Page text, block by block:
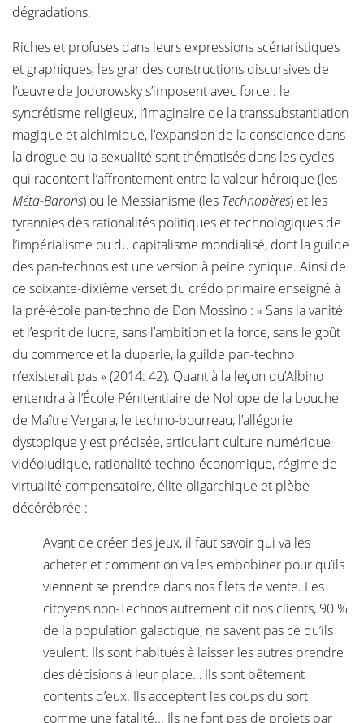
dégradations.
Riches et profuses dans leurs expressions scénaristiques
et graphiques, les grandes constructions discursives de
l’œuvre de Jodorowsky s’imposent avec force : le
syncrétisme religieux, l’imaginaire de la transsubstantiation
magique et alchimique, l’expansion de la conscience dans
la drogue ou la sexualité sont thématisés dans les cycles
qui racontent l’affrontement entre la valeur héroïque (les
Méta-Barons) ou le Messianisme (les Technopères) et les
tyrannies des rationalités politiques et technologiques de
l’impérialisme ou du capitalisme mondialisé, dont la guilde
des pan-technos est une version à peine cynique. Ainsi de
ce soixante-dixième verset du crédo primaire enseigné à
la pré-école pan-techno de Don Mossino : « Sans la vanité
et l’esprit de lucre, sans l’ambition et la force, sans le goût
du commerce et la duperie, la guilde pan-techno
n’existerait pas » (2014: 42). Quant à la leçon qu’Albino
entendra à l’École Pénitentiaire de Nohope de la bouche
de Maître Vergara, le techno-bourreau, l’allégorie
dystopique y est précisée, articulant culture numérique
vidéoludique, rationalité techno-économique, régime de
virtualité compensatoire, élite oligarchique et plèbe
décérébrée :
Avant de créer des jeux, il faut savoir qui va les
acheter et comment on va les embobiner pour qu’ils
viennent se prendre dans nos filets de vente. Les
citoyens non-Technos autrement dit nos clients, 90 %
de la population galactique, ne savent pas ce qu’ils
veulent. Ils sont habitués à laisser les autres prendre
des décisions à leur place… Ils sont bêtement
contents d’eux. Ils acceptent les coups du sort
comme une fatalité... Ils ne font pas de projets par